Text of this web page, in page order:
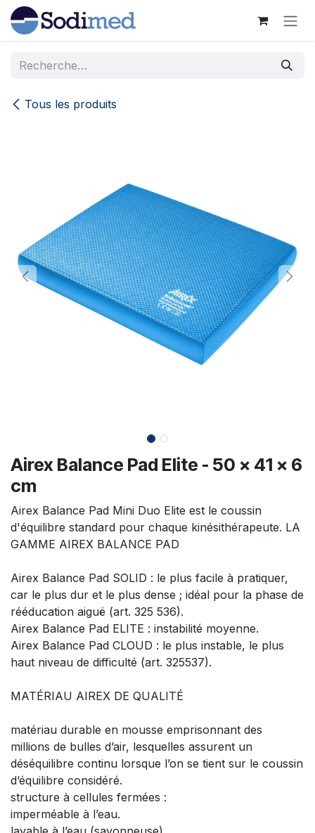
Se rendre au contenu
Tous les produits
Airex Balance Pad Elite - 50 x 41 x 6
cm
Airex Balance Pad Mini Duo Elite est le coussin
d'équilibre standard pour chaque kinésithérapeute. LA
GAMME AIREX BALANCE PAD
Airex Balance Pad SOLID : le plus facile à pratiquer,
car le plus dur et le plus dense ; idéal pour la phase de
rééducation aiguë (art. 325 536).
Airex Balance Pad ELITE : instabilité moyenne.
Airex Balance Pad CLOUD : le plus instable, le plus
haut niveau de difficulté (art. 325537).
MATÉRIAU AIREX DE QUALITÉ
matériau durable en mousse emprisonnant des
millions de bulles d’air, lesquelles assurent un
déséquilibre continu lorsque l’on se tient sur le coussin
d’équilibre considéré.
structure à cellules fermées :
imperméable à l’eau.